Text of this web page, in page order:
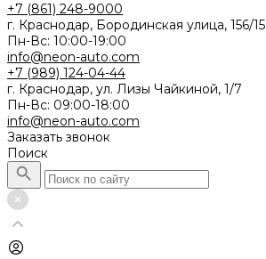
+7 (861) 248-9000
г. Краснодар, Бородинская улица, 156/15
Пн-Вс: 10:00-19:00
info@neon-auto.com
+7 (989) 124-04-44
г. Краснодар, ул. Лизы Чайкиной, 1/7
Пн-Вс: 09:00-18:00
info@neon-auto.com
Заказать звонок
Поиск